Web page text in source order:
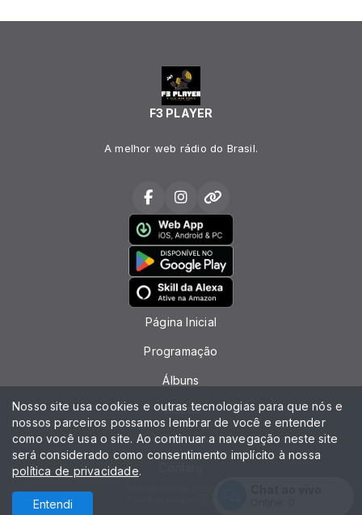
F3 PLAYER
A melhor web rádio do Brasil.
Página Inicial
Programação
Álbuns
Vídeos
Locutores
Nosso site usa cookies e outras tecnologias para que nós e
nossos parceiros possamos lembrar de você e entender
como você usa o site. Ao continuar a navegação neste site
será considerado como consentimento implícito à nossa
política de privacidade.
Entendi